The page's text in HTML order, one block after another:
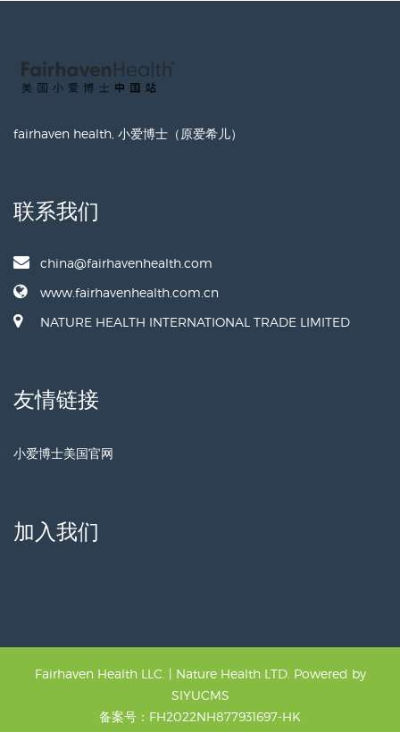
fairhaven health, 小爱博士（原爱希儿）
联系我们
china@fairhavenhealth.com
www.fairhavenhealth.com.cn
NATURE HEALTH INTERNATIONAL TRADE LIMITED
友情链接
小爱博士美国官网
加入我们
Fairhaven Health LLC. | Nature Health LTD. Powered by
SIYUCMS
备案号：FH2022NH877931697-HK